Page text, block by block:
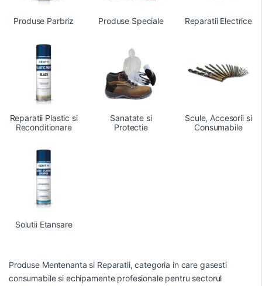
Produse Parbriz Produse Speciale Reparatii Electrice
Reparatii Plastic si
Reconditionare
Sanatate si
Protectie
Scule, Accesorii si
Consumabile
Solutii Etansare
Produse Mentenanta si Reparatii, categoria in care gasesti
consumabile si echipamente profesionale pentru sectorul